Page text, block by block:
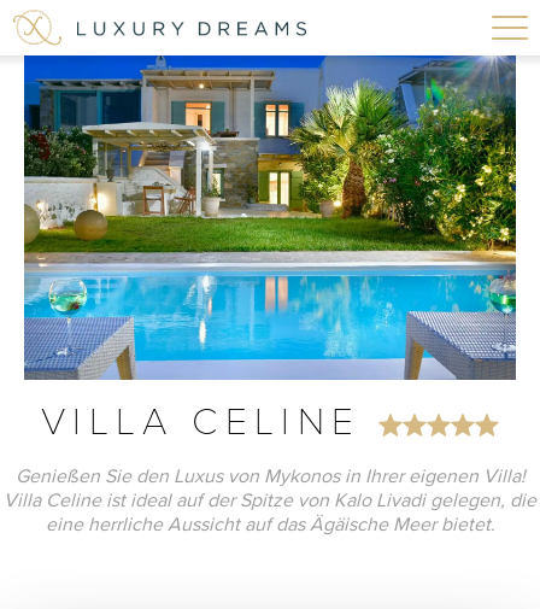
VILLA CELINE
Genießen Sie den Luxus von Mykonos in Ihrer eigenen Villa!
Villa Celine ist ideal auf der Spitze von Kalo Livadi gelegen, die
eine herrliche Aussicht auf das Ägäische Meer bietet.